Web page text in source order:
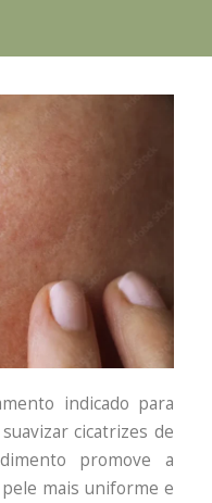
indicado para
cicatrizes de
promove a
mais uniforme e